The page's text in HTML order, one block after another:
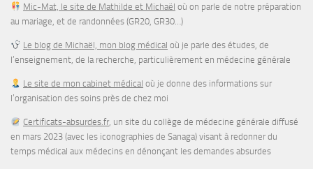
Mic-Mat, le site de Mathilde et Michaël où on parle de notre préparation
au mariage, et de randonnées (GR20, GR30…)
Le blog de Michaël, mon blog médical où je parle des études, de
l’enseignement, de la recherche, particulièrement en médecine générale
Le site de mon cabinet médical où je donne des informations sur
l’organisation des soins près de chez moi
Certificats-absurdes.fr, un site du collège de médecine générale diffusé
en mars 2023 (avec les iconographies de Sanaga) visant à redonner du
temps médical aux médecins en dénonçant les demandes absurdes